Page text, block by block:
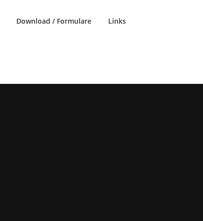
Download / Formulare Links